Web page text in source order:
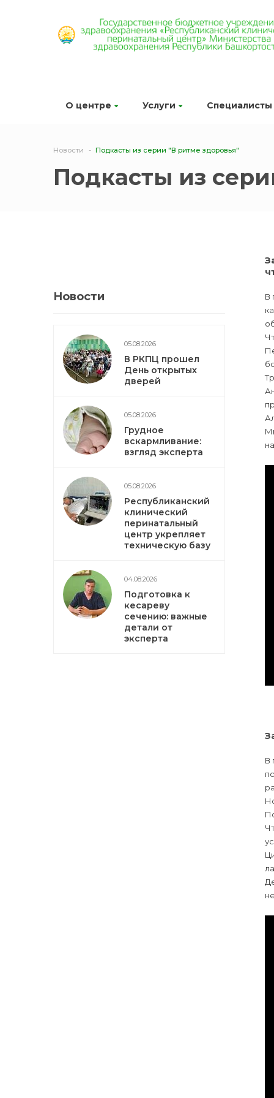
О центре Услуги Специалисты
Новости Подкасты из серии "В ритме здоровья"
Подкасты из
Новости
05.08.2026
В РКПЦ прошел
День открытых
дверей
05.08.2026
Грудное
вскармливание:
взгляд эксперта
05.08.2026
Республиканский
клинический
перинатальный
центр укрепляет
техническую базу
04.08.2026
Подготовка к
кесареву
сечению: важные
детали от
эксперта
В
В